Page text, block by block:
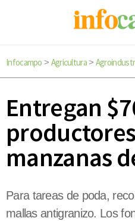
Infocampo > Agricultura>
Entregan
manzanas
Para tareas de poda,
mallas antigranizo. Los